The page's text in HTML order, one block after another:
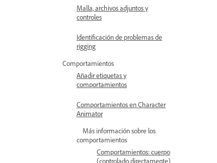
Malla, archivos adjuntos y
controles
Identificación de problemas de
rigging
Comportamientos
Añadir etiquetas y
comportamientos
Comportamientos en Character
Animator
Más información sobre los
comportamientos
Comportamientos: cuerpo
(controlado directamente)